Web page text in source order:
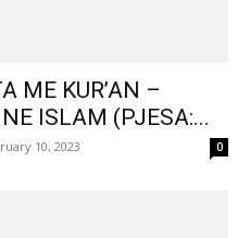
ME KUR’AN –
ISLAM (PJESA:...
10, 2023 0